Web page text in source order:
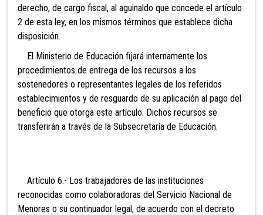
derecho, de cargo fiscal, al aguinaldo que concede el artículo
2 de esta ley, en los mismos términos que establece dicha
disposición.
El Ministerio de Educación fijará internamente los
procedimientos de entrega de los recursos a los
sostenedores o representantes legales de los referidos
establecimientos y de resguardo de su aplicación al pago del
beneficio que otorga este artículo. Dichos recursos se
transferirán a través de la Subsecretaría de Educación.
Artículo 6.- Los trabajadores de las instituciones
reconocidas como colaboradoras del Servicio Nacional de
Menores o su continuador legal, de acuerdo con el decreto